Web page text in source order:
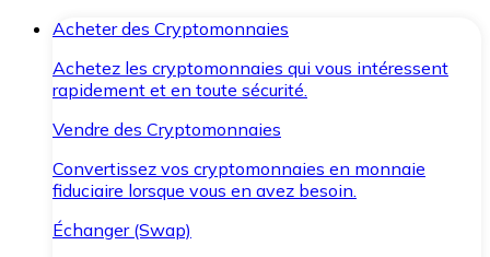
Acheter des Cryptomonnaies
Achetez les cryptomonnaies qui vous intéressent
rapidement et en toute sécurité.
Vendre des Cryptomonnaies
Convertissez vos cryptomonnaies en monnaie
fiduciaire lorsque vous en avez besoin.
Échanger (Swap)